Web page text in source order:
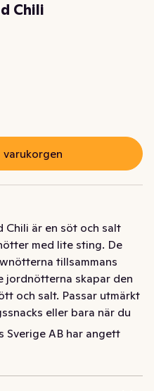
Chili
varukorgen
Chili är en söt och salt
med lite sting. De
tillsammans
jordnötterna skapar den
och salt. Passar utmärkt
eller bara när du
är en söt och salt
Sverige AB har angett